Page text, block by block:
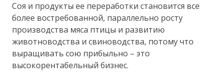
Соя и продукты ее переработки становится все
более востребованной, параллельно росту
производства мяса птицы и развитию
животноводства и свиноводства, потому что
выращивать сою прибыльно – это
высокорентабельный бизнес.